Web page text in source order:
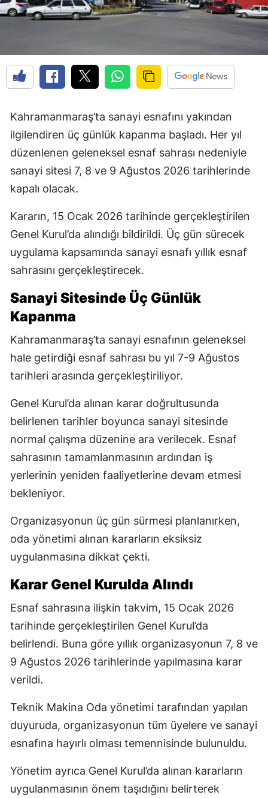
Kahramanmaraş’ta sanayi esnafını yakından
ilgilendiren üç günlük kapanma başladı. Her yıl
düzenlenen geleneksel esnaf sahrası nedeniyle
sanayi sitesi 7, 8 ve 9 Ağustos 2026 tarihlerinde
kapalı olacak.
Kararın, 15 Ocak 2026 tarihinde gerçekleştirilen
Genel Kurul’da alındığı bildirildi. Üç gün sürecek
uygulama kapsamında sanayi esnafı yıllık esnaf
sahrasını gerçekleştirecek.
Sanayi Sitesinde Üç Günlük
Kapanma
Kahramanmaraş’ta sanayi esnafının geleneksel
hale getirdiği esnaf sahrası bu yıl 7-9 Ağustos
tarihleri arasında gerçekleştiriliyor.
Genel Kurul’da alınan karar doğrultusunda
belirlenen tarihler boyunca sanayi sitesinde
normal çalışma düzenine ara verilecek. Esnaf
sahrasının tamamlanmasının ardından iş
yerlerinin yeniden faaliyetlerine devam etmesi
bekleniyor.
Organizasyonun üç gün sürmesi planlanırken,
oda yönetimi alınan kararların eksiksiz
uygulanmasına dikkat çekti.
Karar Genel Kurulda Alındı
Esnaf sahrasına ilişkin takvim, 15 Ocak 2026
tarihinde gerçekleştirilen Genel Kurul’da
belirlendi. Buna göre yıllık organizasyonun 7, 8 ve
9 Ağustos 2026 tarihlerinde yapılmasına karar
verildi.
Teknik Makina Oda yönetimi tarafından yapılan
duyuruda, organizasyonun tüm üyelere ve sanayi
esnafına hayırlı olması temennisinde bulunuldu.
Yönetim ayrıca Genel Kurul’da alınan kararların
uygulanmasının önem taşıdığını belirterek